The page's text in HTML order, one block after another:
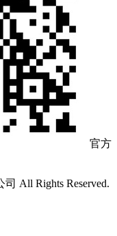
官方
All Rights Reserved.